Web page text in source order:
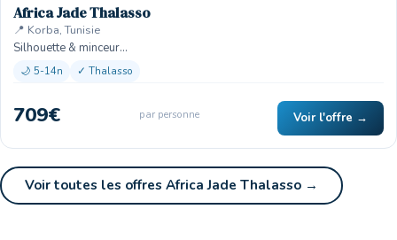
Africa Jade Thalasso
📍 Korba, Tunisie
Silhouette & minceur…
🌙 5-14n ✓ Thalasso
709€ par personne Voir l'offre →
Voir toutes les offres Africa Jade Thalasso →